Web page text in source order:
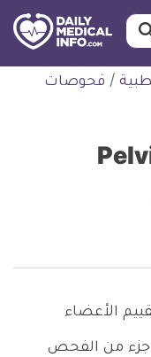
طبية/ فحوصات
الأعضاء
جزء من الفحص